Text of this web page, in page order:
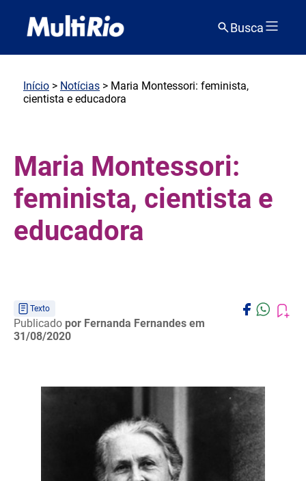
Busca
Início > Notícias > Maria Montessori: feminista,
cientista e educadora
Maria Montessori:
feminista, cientista e
educadora
Texto
Publicado por Fernanda Fernandes em
31/08/2020